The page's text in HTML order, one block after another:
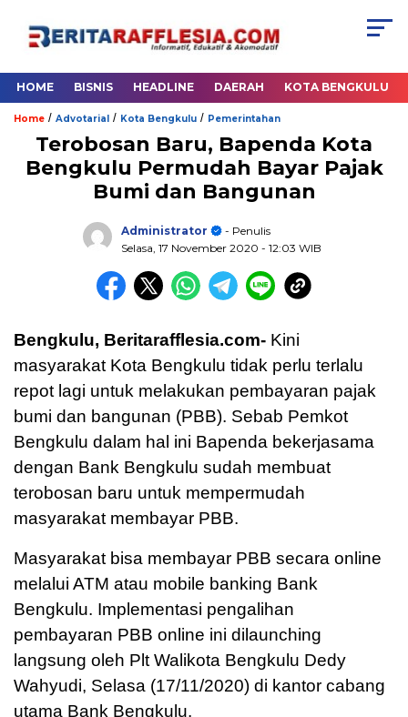
HOME BISNIS HEADLINE DAERAH KOTA BENGKULU
Home / Advotarial / Kota Bengkulu / Pemerintahan
Terobosan Baru, Bapenda Kota
Bengkulu Permudah Bayar Pajak
Bumi dan Bangunan
Administrator
- Penulis
Selasa, 17 November 2020 - 12:03 WIB
Bengkulu, Beritarafflesia.com- Kini
masyarakat Kota Bengkulu tidak perlu terlalu
repot lagi untuk melakukan pembayaran pajak
bumi dan bangunan (PBB). Sebab Pemkot
Bengkulu dalam hal ini Bapenda bekerjasama
dengan Bank Bengkulu sudah membuat
terobosan baru untuk mempermudah
masyarakat membayar PBB.
Masyarakat bisa membayar PBB secara online
melalui ATM atau mobile banking Bank
Bengkulu. Implementasi pengalihan
pembayaran PBB online ini dilaunching
langsung oleh Plt Walikota Bengkulu Dedy
Wahyudi, Selasa (17/11/2020) di kantor cabang
utama Bank Bengkulu.